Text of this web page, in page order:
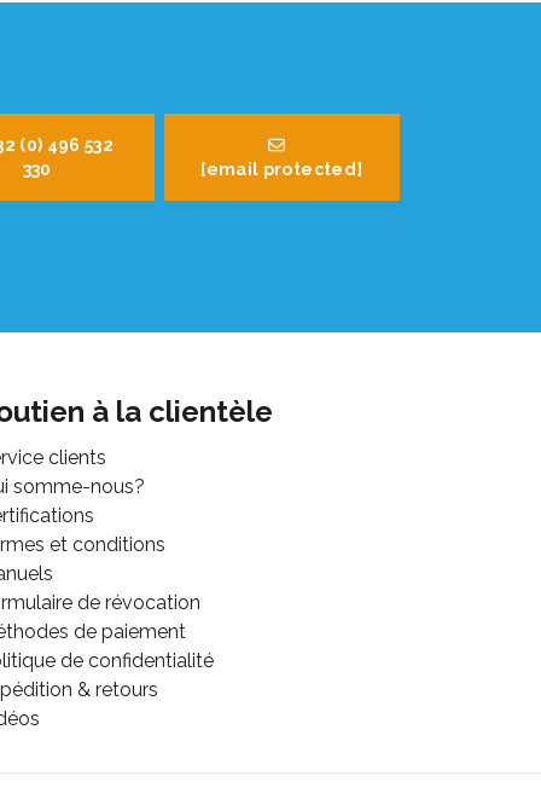
(0) 496 532
330
[email protected]
à la clientèle
clients
somme-nous?
et conditions
de révocation
de paiement
de confidentialité
& retours